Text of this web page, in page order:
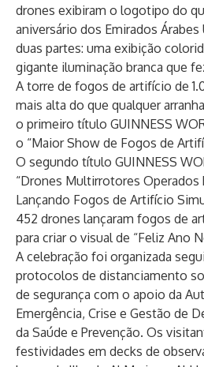
drones exibiram o logotipo do
aniversário dos Emirados
duas partes: uma exibição
gigante iluminação branca que
A torre de fogos de artifício de
mais alta do que qualquer
o primeiro título GUINNESS
o “Maior Show de Fogos de
O segundo título GUINNESS
“Drones Multirrotores Operados
Lançando Fogos de Artifício
452 drones lançaram fogos de
para criar o visual de “Feliz Ano
A celebração foi organizada
protocolos de distanciamento
de segurança com o apoio da
Emergência, Crise e Gestão de
da Saúde e Prevenção. Os
festividades em decks de